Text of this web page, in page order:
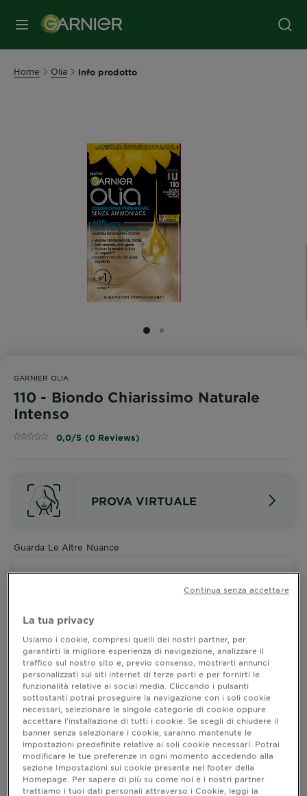
MENU
Home Olia Info prodotto
SLIDE 1
SLIDE 2
GARNIER OLIA
110 - Biondo Chiarissimo Naturale
Intenso
0,0/5 (0 Reviews)
PROVA VIRTUALE
Guarda Le Altre Nuance
Colorazione permanente senza ammoniaca per una
fragranza delicata
FORMATO 1 KIT
ACQUISTA ORA
Dove acquistare
La tua privacy
Usiamo i cookie, compresi quelli dei nostri partner, per
garantirti la migliore esperienza di navigazione, analizzare il
traffico sul nostro sito e, previo consenso, mostrarti annunci
personalizzati sui siti internet di terze parti e per fornirti le
funzionalità relative ai social media. Cliccando i pulsanti
sottostanti potrai proseguire la navigazione con i soli cookie
necessari, selezionare le singole categorie di cookie oppure
accettare l’installazione di tutti i cookie. Se scegli di chiudere il
banner senza selezionare i cookie, saranno mantenute le
impostazioni predefinite relative ai soli cookie necessari. Potrai
modificare le tue preferenze in ogni momento accedendo alla
sezione Impostazioni sui cookie presente nel footer della
Homepage. Per sapere di più su come noi e i nostri partner
trattiamo i tuoi dati personali attraverso i Cookie, leggi la
Continua senza accettare